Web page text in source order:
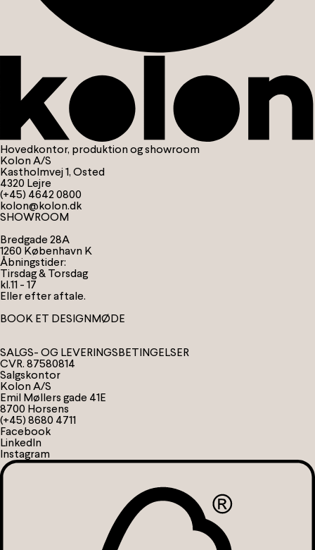
Hovedkontor, produktion og showroom
Kolon A/S
Kastholmvej 1, Osted
4320 Lejre
(+45) 4642 0800
kolon@kolon.dk
SHOWROOM
Bredgade 28A
1260 København K
Åbningstider:
Tirsdag & Torsdag
kl.11 - 17
Eller efter aftale.
BOOK ET DESIGNMØDE
SALGS- OG LEVERINGSBETINGELSER
CVR. 87580814
Salgskontor
Kolon A/S
Emil Møllers gade 41E
8700 Horsens
(+45) 8680 4711
Facebook
LinkedIn
Instagram